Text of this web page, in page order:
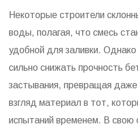
Некоторые строители
воды, полагая, что смесь
удобной для заливки.
сильно снижать прочность
застывания, превращая
взгляд материал в тот,
испытаний временем. В свою